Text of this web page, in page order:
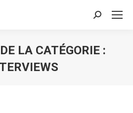
Recherche
LA CATÉGORIE :